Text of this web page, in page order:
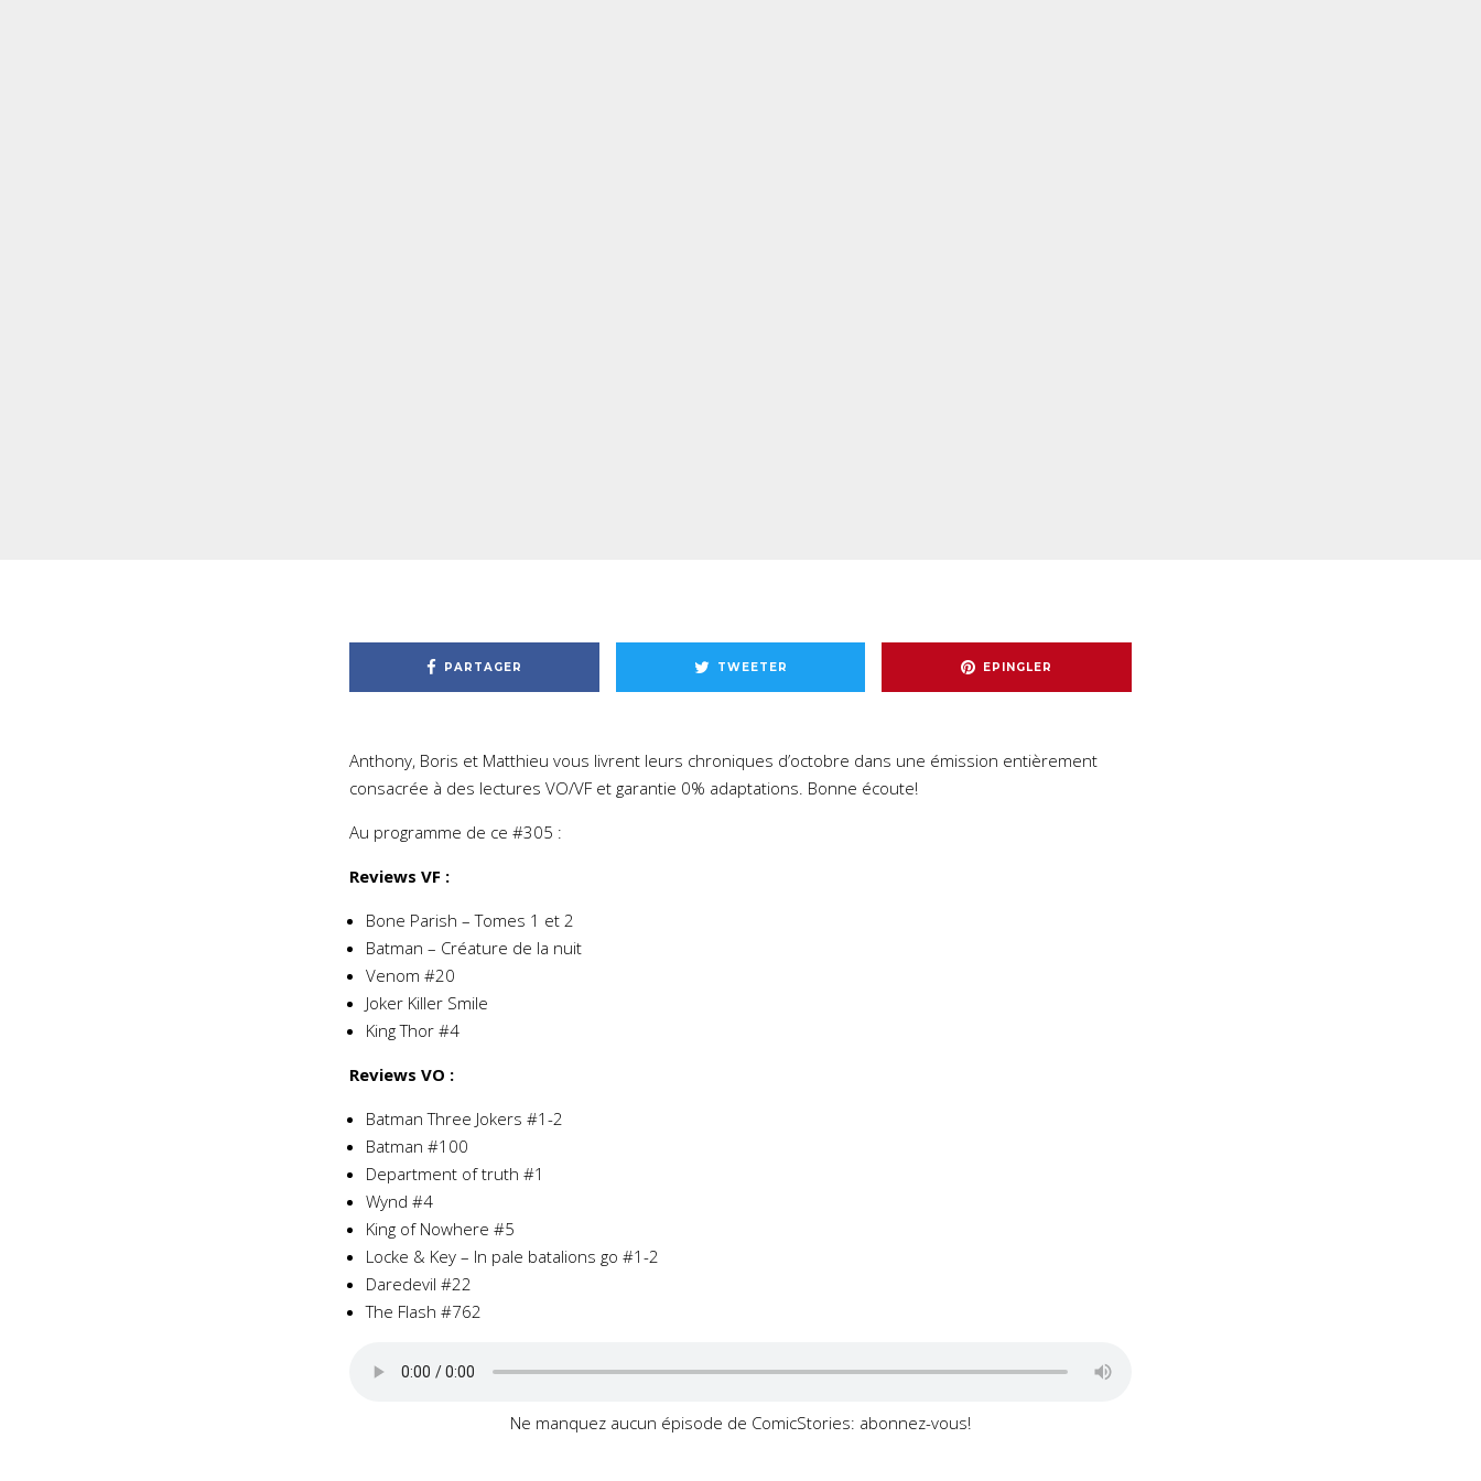
PARTAGER TWEETER EPINGLER
Anthony, Boris et Matthieu vous livrent leurs chroniques d’octobre dans une émission entièrement
consacrée à des lectures VO/VF et garantie 0% adaptations. Bonne écoute!
Au programme de ce #305 :
Reviews VF :
Bone Parish – Tomes 1 et 2
Batman – Créature de la nuit
Venom #20
Joker Killer Smile
King Thor #4
Reviews VO :
Batman Three Jokers #1-2
Batman #100
Department of truth #1
Wynd #4
King of Nowhere #5
Locke & Key – In pale batalions go #1-2
Daredevil #22
The Flash #762
Ne manquez aucun épisode de ComicStories: abonnez-vous!